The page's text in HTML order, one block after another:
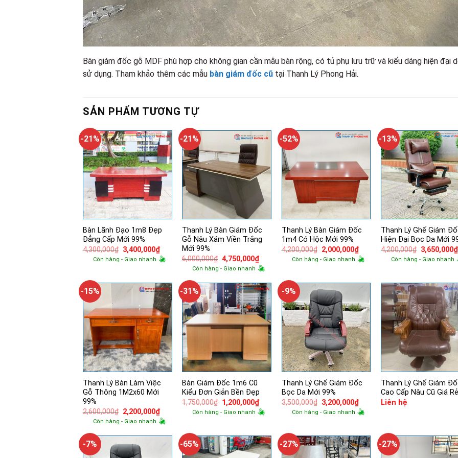
Bàn giám đốc gỗ MDF phù hợp cho không gian cần mẫu bàn rộng, có tủ phụ lưu trữ và kiểu dáng hiện đại
sử dụng. Tham khảo thêm các mẫu bàn giám đốc cũ tại Thanh Lý Phong Hải.
SẢN PHẨM TƯƠNG TỰ
-21%
Bàn Lãnh Đạo 1m8 Đẹp
Đẳng Cấp Mới 99%
4,300,000₫ Giá
gốc
là:
3,400,000₫Giá
hiện
tại
Còn hàng - Giao nhanh
-21%
Thanh Lý Bàn Giám Đốc
Gỗ Nâu Xám Viền Trắng
Mới 99%
6,000,000₫ Giá
gốc
là:
4,750,000₫Giá
hiện
tại
4,750,000₫.
Còn hàng - Giao nhanh
-52%
Thanh Lý Bàn Giám Đốc
1m4 Có Hộc Mới 99%
4,200,000₫ Giá
gốc
là:
2,000,000₫Giá
hiện
tại
Còn hàng - Giao nhanh
-13%
Thanh Lý Ghế Giám
Hiện Đại Bọc Da Mới
4,200,000₫ Giá
gốc
là:
3,650,000₫
Còn hàng - Giao nhanh
-15%
Thanh Lý Bàn Làm Việc
Gỗ Thông 1M2x60 Mới
99%
2,600,000₫ Giá
gốc
là:
2,200,000₫Giá
hiện
tại
2,200,000₫.
Còn hàng - Giao nhanh
-31%
Bàn Giám Đốc 1m6 Cũ
Kiểu Đơn Giản Bền Đẹp
1,750,000₫ Giá
gốc
là:
1,200,000₫Giá
hiện
tại
Còn hàng - Giao nhanh
-9%
Thanh Lý Ghế Giám Đốc
Bọc Da Mới 99%
3,500,000₫ Giá
gốc
là:
3,200,000₫Giá
hiện
tại
Còn hàng - Giao nhanh
Thanh Lý Ghế Giám
Cao Cấp Nâu Cũ Giá Rẻ
Liên hệ
-7% -65% -27% -27%